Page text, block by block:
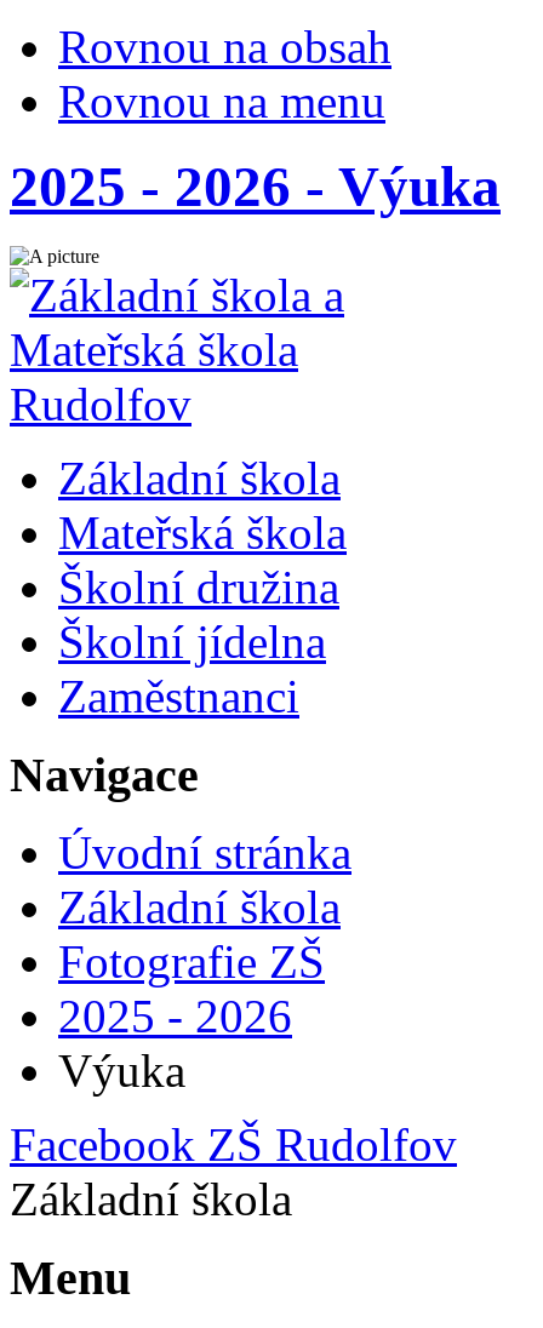
Rovnou na obsah
Rovnou na menu
2025 - 2026 - Výuka
Základní škola
Mateřská škola
Školní družina
Školní jídelna
Zaměstnanci
Navigace
Úvodní stránka
Základní škola
Fotografie ZŠ
2025 - 2026
Výuka
Facebook ZŠ Rudolfov
Základní škola
Menu